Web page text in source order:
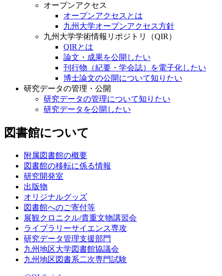
オープンアクセス
オープンアクセスとは
九州大学オープンアクセス方針
九州大学学術情報リポジトリ（QIR）
QIRとは
論文・成果を公開したい
刊行物（紀要・学会誌）を電子化したい
博士論文の公開について知りたい
研究データの管理・公開
研究データの管理について知りたい
研究データを公開したい
図書館について
附属図書館の概要
図書館の移転に係る情報
研究開発室
出版物
オリジナルグッズ
図書館へのご寄付等
展観クロニクル/貴重文物講習会
ライブラリーサイエンス専攻
研究データ管理支援部門
九州地区大学図書館協議会
九州地区図書系二次専門試験